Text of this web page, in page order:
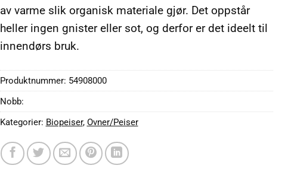
av varme slik organisk materiale gjør. Det oppstår
heller ingen gnister eller sot, og derfor er det ideelt til
innendørs bruk.
Produktnummer: 54908000
Nobb:
Kategorier: Biopeiser, Ovner/Peiser